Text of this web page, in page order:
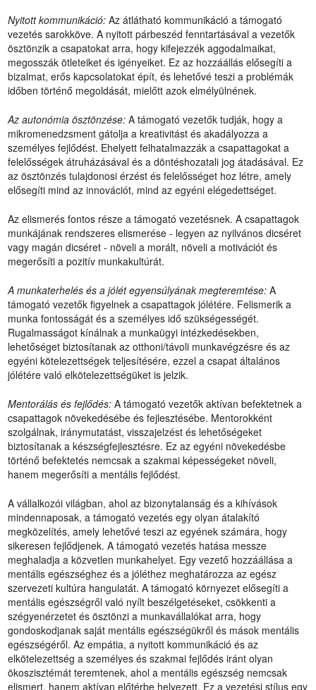
Nyitott kommunikáció:Az átlátható kommunikáció a támogató
vezetés sarokköve. A nyitott párbeszéd fenntartásával a vezetők
ösztönzik a csapatokat arra, hogy kifejezzék aggodalmaikat,
megosszák ötleteiket és igényeiket. Ez az hozzáállás elősegíti a
bizalmat, erős kapcsolatokat épít, és lehetővé teszi a problémák
időben történő megoldását, mielőtt azok elmélyülnének.
Az autonómia ösztönzése:A támogató vezetők tudják, hogy a
mikromenedzsment gátolja a kreativitást és akadályozza a
személyes fejlődést. Ehelyett felhatalmazzák a csapattagokat a
felelősségek átruházásával és a döntéshozatali jog átadásával. Ez
az ösztönzés tulajdonosi érzést és felelősséget hoz létre, amely
elősegíti mind az innovációt, mind az egyéni elégedettséget.
Az elismerés fontos része a támogató vezetésnek. A csapattagok
munkájának rendszeres elismerése - legyen az nyilvános dicséret
vagy magán dicséret - növeli a morált, növeli a motivációt és
megerősíti a pozitív munkakultúrát.
A munkaterhelés és a jólét egyensúlyának megteremtése:A
támogató vezetők figyelnek a csapattagok jólétére. Felismerik a
munka fontosságát és a személyes idő szükségességét.
Rugalmasságot kínálnak a munkaügyi intézkedésekben,
lehetőséget biztosítanak az otthoni/távoli munkavégzésre és az
egyéni kötelezettségek teljesítésére, ezzel a csapat általános
jólétére való elkötelezettségüket is jelzik.
Mentorálás és fejlődés:A támogató vezetők aktívan befektetnek a
csapattagok növekedésébe és fejlesztésébe. Mentorokként
szolgálnak, iránymutatást, visszajelzést és lehetőségeket
biztosítanak a készségfejlesztésre. Ez az egyéni növekedésbe
történő befektetés nemcsak a szakmai képességeket növeli,
hanem megerősíti a mentális fejlődést.
A vállalkozói világban, ahol az bizonytalanság és a kihívások
mindennaposak, a támogató vezetés egy olyan átalakító
megközelítés, amely lehetővé teszi az egyének számára, hogy
sikeresen fejlődjenek. A támogató vezetés hatása messze
meghaladja a közvetlen munkahelyet. Egy vezető hozzáállása a
mentális egészséghez és a jóléthez meghatározza az egész
szervezeti kultúra hangulatát. A támogató környezet elősegíti a
mentális egészségről való nyílt beszélgetéseket, csökkenti a
szégyenérzetet és ösztönzi a munkavállalókat arra, hogy
gondoskodjanak saját mentális egészségükről és mások mentális
egészségéről. Az empátia, a nyitott kommunikáció és az
elkötelezettség a személyes és szakmai fejlődés iránt olyan
ökoszisztémát teremtenek, ahol a mentális egészség nemcsak
elismert, hanem aktívan előtérbe helyezett. Ez a vezetési stílus egy